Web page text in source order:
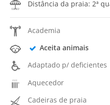
Distância da praia: 2ª
Academia
Aceita animais
Adaptado p/ deficientes
Aquecedor
Cadeiras de praia